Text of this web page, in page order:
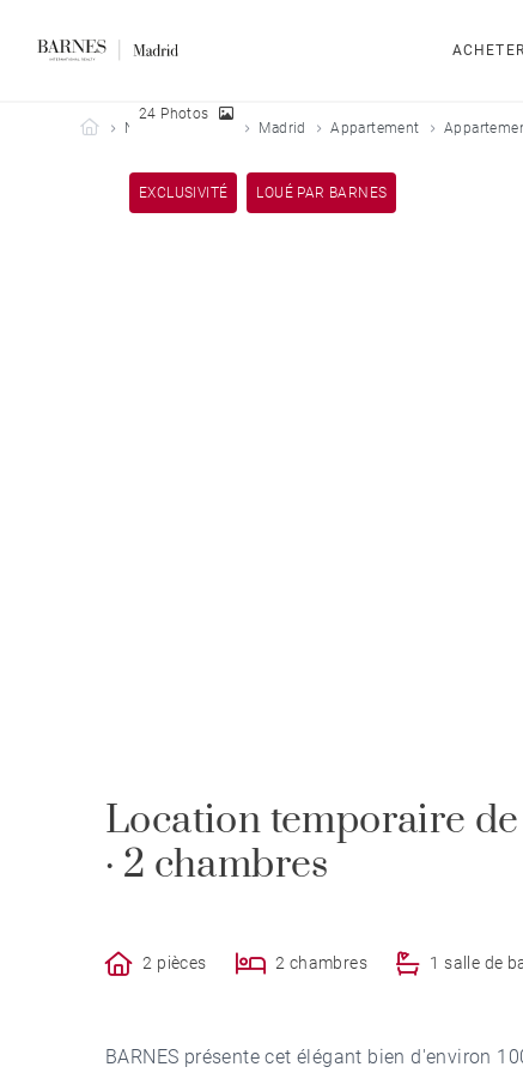
ACHETER
Barnes Madrid
Nos biens loués Madrid Appartement
EXCLUSIVITÉ LOUÉ PAR BARNES
24 Photos
Location temporaire
· 2 chambres
2 pièces 2 chambres 1 salle de
BARNES présente cet élégant bien d'environ